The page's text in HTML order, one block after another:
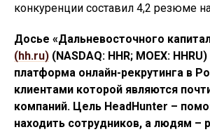
конкуренции составил 4,2 резюме
Досье «Дальневосточного
(hh.ru) (NASDAQ: HHR; MOEX:
платформа онлайн-рекрутинга в
клиентами которой являются
компаний. Цель HeadHunter –
находить сотрудников, а людям –